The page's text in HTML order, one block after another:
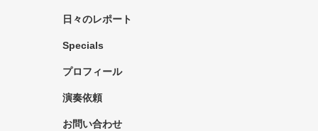
日々のレポート
Specials
プロフィール
演奏依頼
お問い合わせ